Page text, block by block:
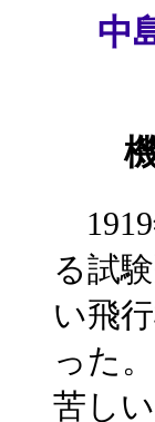
中
1919
る試
い飛
った
苦し